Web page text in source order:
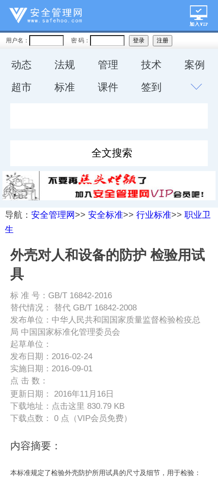
用户名： 密 码：
动态 法规 管理 技术
案例
超市
标准 课件 签到
导航： 安全管理网 >> 安全标准>> 行业标准>> 职业卫
生
外壳对人和设备的防护 检验用试
具
标 准 号：GB/T 16842-2016
替代情况： 替代 GB/T 16842-2008
发布单位：中华人民共和国国家质量监督检验检疫总
局 中国国家标准化管理委员会
起草单位：
发布日期：2016-02-24
实施日期：2016-09-01
点 击 数：
更新日期： 2016年11月16日
下载地址： 点击这里 830.79 KB
下载点数： 0 点（VIP会员免费）
内容摘要：
本标准规定了检验外壳防护所用试具的尺寸及细节，用于检验：